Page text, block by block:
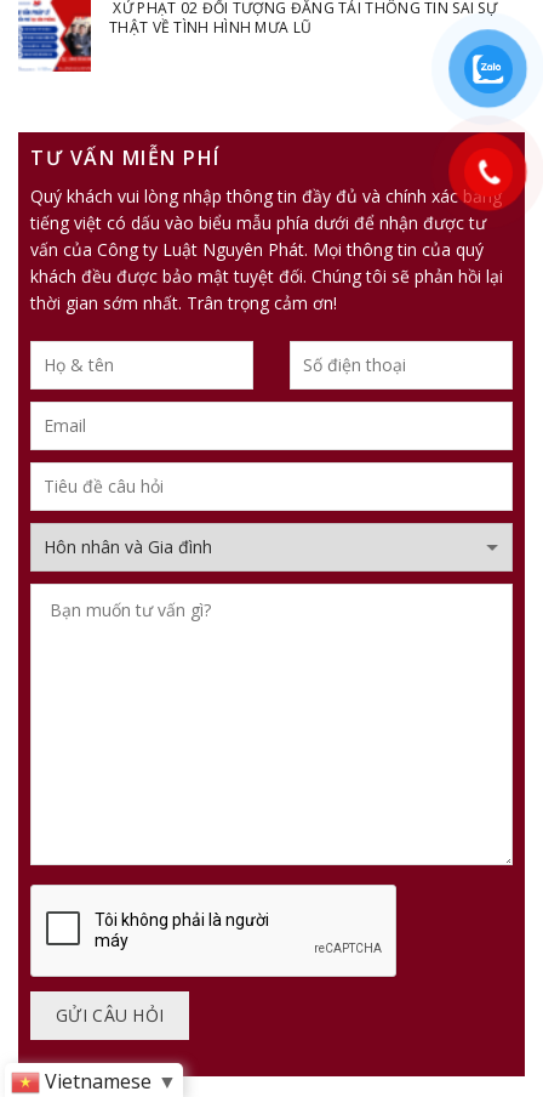
XỬ PHẠT 02 ĐỐI TƯỢNG ĐĂNG TẢI THÔNG TIN SAI SỰ
THẬT VỀ TÌNH HÌNH MƯA LŨ
TƯ VẤN MIỄN PHÍ
Quý khách vui lòng nhập thông tin đầy đủ và chính xác bằng
tiếng việt có dấu vào biểu mẫu phía dưới để nhận được tư
vấn của Công ty Luật Nguyên Phát. Mọi thông tin của quý
khách đều được bảo mật tuyệt đối. Chúng tôi sẽ phản hồi lại
thời gian sớm nhất. Trân trọng cảm ơn!
Vietnamese ▼